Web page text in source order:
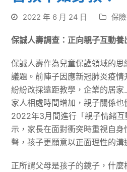
2022 年 6 月 24 日 保
保誠人壽調查：正向親子互動養
保誠人壽作為兒童保護領域的
議題。前陣子因應新冠肺炎疫
紛紛改採遠距教學，企業的居
家人相處時間增加，親子關係
2022年3月間進行「親子情緒互
示，家長在面對衝突時重視自
聲，孩子更願意以正面理性的溝
正所謂父母是孩子的鏡子，什